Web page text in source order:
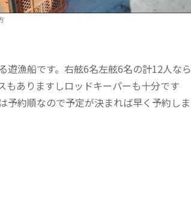
漁船です。右舷6名左舷6名の計12人なら
もありますしロッドキーパーも十分です
予約順なので予定が決まれば早く予約しま